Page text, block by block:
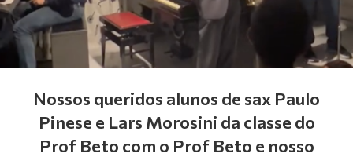
Nossos queridos alunos de sax Paulo
Pinese e Lars Morosini da classe do
Prof Beto com o Prof Beto e nosso